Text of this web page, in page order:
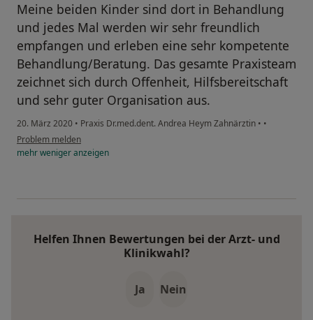
Meine beiden Kinder sind dort in Behandlung
und jedes Mal werden wir sehr freundlich
empfangen und erleben eine sehr kompetente
Behandlung/Beratung. Das gesamte Praxisteam
zeichnet sich durch Offenheit, Hilfsbereitschaft
und sehr guter Organisation aus.
20. März 2020 • Praxis Dr.med.dent. Andrea Heym Zahnärztin • •
Problem melden
mehrwenigeranzeigen
Helfen Ihnen Bewertungen bei der Arzt- und
Klinikwahl?
Ja Nein